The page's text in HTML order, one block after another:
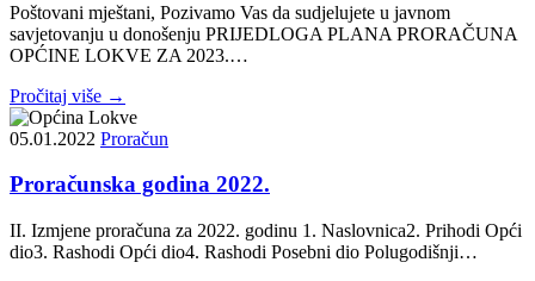
Poštovani mještani, Pozivamo Vas da sudjelujete u javnom
savjetovanju u donošenju PRIJEDLOGA PLANA PRORAČUNA
OPĆINE LOKVE ZA 2023.…
Pročitaj više →
05.01.2022 Proračun
Proračunska godina 2022.
II. Izmjene proračuna za 2022. godinu 1. Naslovnica2. Prihodi Opći
dio3. Rashodi Opći dio4. Rashodi Posebni dio Polugodišnji…